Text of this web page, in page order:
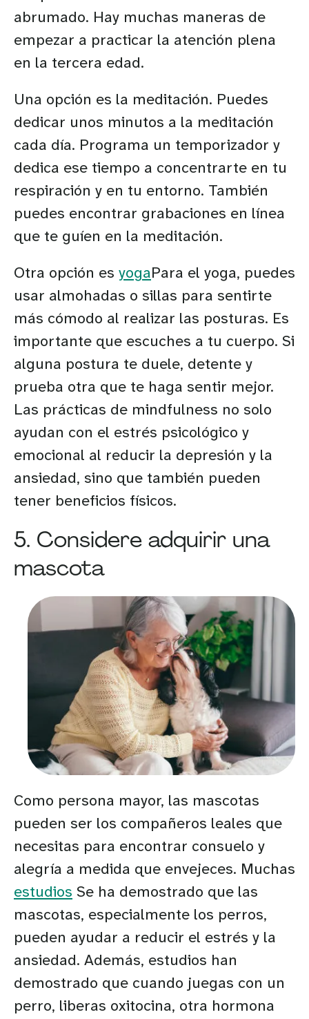
abrumado. Hay muchas maneras de
empezar a practicar la atención plena
en la tercera edad.
Una opción es la meditación. Puedes
dedicar unos minutos a la meditación
cada día. Programa un temporizador y
dedica ese tiempo a concentrarte en tu
respiración y en tu entorno. También
puedes encontrar grabaciones en línea
que te guíen en la meditación.
Otra opción es yogaPara el yoga, puedes
usar almohadas o sillas para sentirte
más cómodo al realizar las posturas. Es
importante que escuches a tu cuerpo. Si
alguna postura te duele, detente y
prueba otra que te haga sentir mejor.
Las prácticas de mindfulness no solo
ayudan con el estrés psicológico y
emocional al reducir la depresión y la
ansiedad, sino que también pueden
tener beneficios físicos.
5. Considere adquirir una
mascota
Como persona mayor, las mascotas
pueden ser los compañeros leales que
necesitas para encontrar consuelo y
alegría a medida que envejeces. Muchas
estudios Se ha demostrado que las
mascotas, especialmente los perros,
pueden ayudar a reducir el estrés y la
ansiedad. Además, estudios han
demostrado que cuando juegas con un
perro, liberas oxitocina, otra hormona